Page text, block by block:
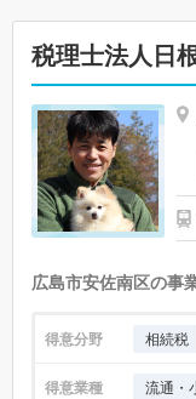
税理士法人日
広島市安佐南区の事
得意分野 相続税
得意業種 流通・